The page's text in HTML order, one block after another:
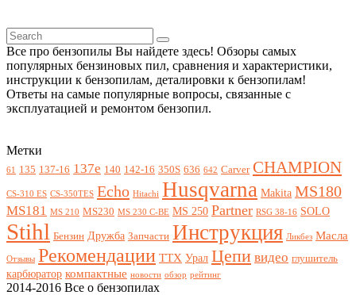
Все про бензопилы Вы найдете здесь! Обзоры самых
популярных бензиновых пил, сравнения и характеристики,
инструкции к бензопилам, деталировки к бензопилам!
Ответы на самые популярные вопросы, связанные с
эксплуатацией и ремонтом бензопил.
Метки
61 135 137-16 137e 140 142-16 350S 636 642 Carver CHAMPION
CS-310 ES CS-350TES Echo Hitachi Husqvarna Makita MS180
MS181 MS 210 MS230 MS 230 C-BE MS 250 Partner RSG 38-16 SOLO
Stihl Бензин Дружба Запчасти Инструкция Ликбез Масла
Отзывы Рекомендации ТТХ Урал Цепи видео глушитель
карбюратор компактные новости обзор рейтинг
2014-2016 Все о бензопилах